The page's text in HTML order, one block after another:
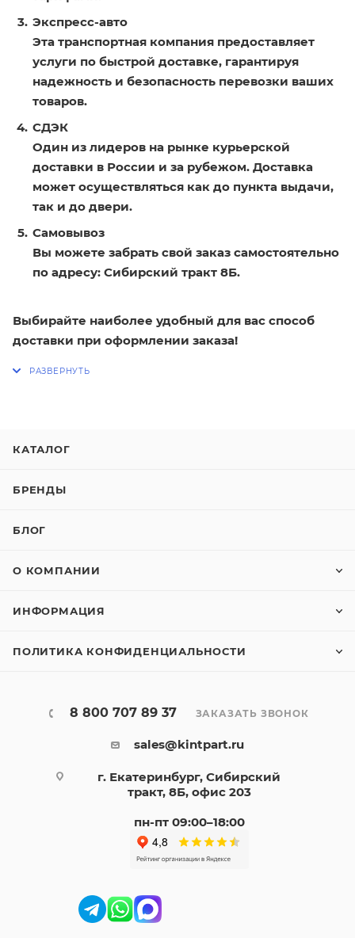
Экспресс-авто
Эта транспортная компания предоставляет
услуги по быстрой доставке, гарантируя
надежность и безопасность перевозки ваших
товаров.
СДЭК
Один из лидеров на рынке курьерской
доставки в России и за рубежом. Доставка
может осуществляться как до пункта выдачи,
так и до двери.
Самовывоз
Вы можете забрать свой заказ самостоятельно
по адресу: Сибирский тракт 8Б.
Выбирайте наиболее удобный для вас способ
доставки при оформлении заказа!
КАТАЛОГ
БРЕНДЫ
БЛОГ
О КОМПАНИИ
ИНФОРМАЦИЯ
ПОЛИТИКА КОНФИДЕНЦИАЛЬНОСТИ
8 800 707 89 37 ЗАКАЗАТЬ ЗВОНОК
sales@kintpart.ru
г. Екатеринбург, Сибирский
тракт, 8Б, офис 203
пн-пт 09:00–18:00